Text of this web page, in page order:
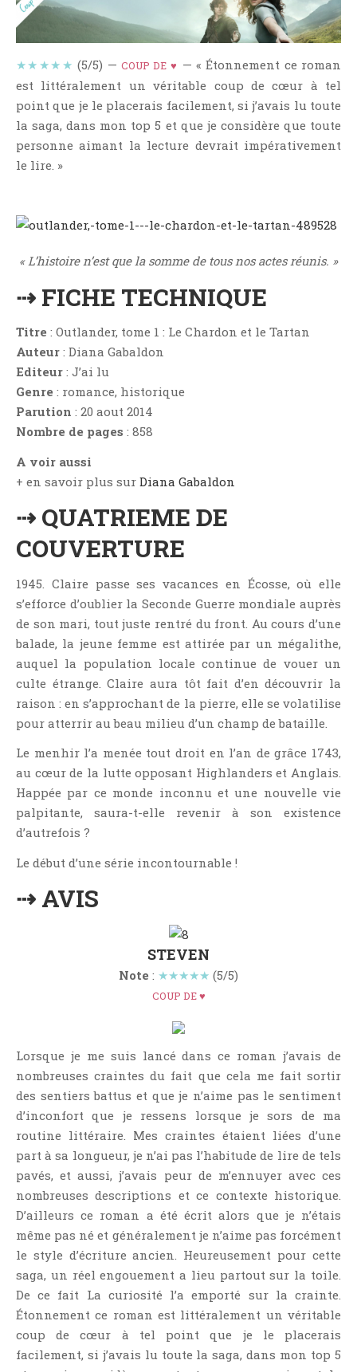
LES TAGS
QUI SOMMES-NOUS ?
CONCOURS
CATÉGORIES
Articles De Marion
Articles De Nadège
Aventure
Bande Dessinée
Bibliothèque De A À Z
Bilan
Biographie Et Autobiographie
Classique
Comédie
Conte
Coup De Coeur
Critiques Express
Dark Erotica
Développement Personnel
Dystopie
Erotique
Fait Divers
Fraternité
Light Novel
Littérature Belge
Littérature Classique
Littérature Contemporaine
Littérature Étrangère
Littérature Française
Littérature Gay
Littérature Lesbienne
Manga
New Adult
Paranormal
Poésie
★★★★★ (5/5) — COUP DE ♥ — « Étonnement ce roman
est littéralement un véritable coup de cœur à tel
point que je le placerais facilement, si j’avais lu toute
la saga, dans mon top 5 et que je considère que toute
personne aimant la lecture devrait impérativement
le lire. »
« L’histoire n’est que la somme de tous nos actes réunis. »
⇢ FICHE TECHNIQUE
Titre : Outlander, tome 1 : Le Chardon et le Tartan
Auteur : Diana Gabaldon
Editeur : J’ai lu
Genre : romance, historique
Parution : 20 aout 2014
Nombre de pages : 858
A voir aussi
+ en savoir plus sur Diana Gabaldon
⇢ QUATRIEME DE
COUVERTURE
1945. Claire passe ses vacances en Écosse, où elle
s’efforce d’oublier la Seconde Guerre mondiale auprès
de son mari, tout juste rentré du front. Au cours d’une
balade, la jeune femme est attirée par un mégalithe,
auquel la population locale continue de vouer un
culte étrange. Claire aura tôt fait d’en découvrir la
raison : en s’approchant de la pierre, elle se volatilise
pour atterrir au beau milieu d’un champ de bataille.
Le menhir l’a menée tout droit en l’an de grâce 1743,
au cœur de la lutte opposant Highlanders et Anglais.
Happée par ce monde inconnu et une nouvelle vie
palpitante, saura-t-elle revenir à son existence
d’autrefois ?
Le début d’une série incontournable !
⇢ AVIS
STEVEN
Note : ★★★★★ (5/5)
COUP DE ♥
Lorsque je me suis lancé dans ce roman j’avais de
nombreuses craintes du fait que cela me fait sortir
des sentiers battus et que je n’aime pas le sentiment
d’inconfort que je ressens lorsque je sors de ma
routine littéraire. Mes craintes étaient liées d’une
part à sa longueur, je n’ai pas l’habitude de lire de tels
pavés, et aussi, j’avais peur de m’ennuyer avec ces
nombreuses descriptions et ce contexte historique.
D’ailleurs ce roman a été écrit alors que je n’étais
même pas né et généralement je n’aime pas forcément
le style d’écriture ancien. Heureusement pour cette
saga, un réel engouement a lieu partout sur la toile.
De ce fait La curiosité l’a emporté sur la crainte.
Étonnement ce roman est littéralement un véritable
coup de cœur à tel point que je le placerais
facilement, si j’avais lu toute la saga, dans mon top 5